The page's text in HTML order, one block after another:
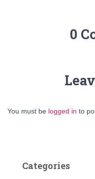
0
You must be logged in to
Categories